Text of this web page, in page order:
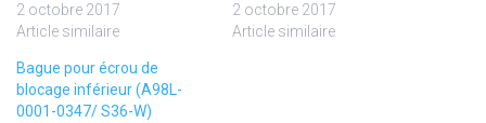
2 octobre 2017
Article similaire
2 octobre 2017
Article similaire
Bague pour écrou de
blocage inférieur (A98L-
0001-0347/ S36-W)